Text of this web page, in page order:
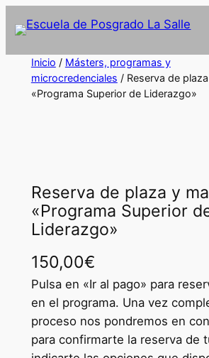
Inicio / Másters, programas y
microcredenciales / Reserva de
«Programa Superior de Liderazgo»
Reserva de plaza y
«Programa Superior
Liderazgo»
150,00€
Pulsa en «Ir al pago» para
en el programa. Una vez
proceso nos pondremos en
para confirmarte la reserva de